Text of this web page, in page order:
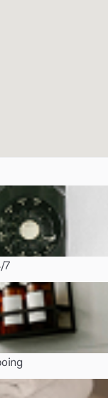
7